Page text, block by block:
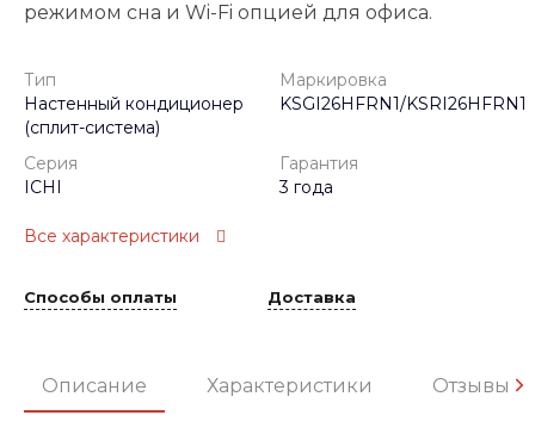
режимом сна и Wi-Fi опцией для офиса.
Тип
Настенный кондиционер
(сплит-система)
Маркировка
KSGI26HFRN1/KSRI26HFRN1
Серия
ICHI
Гарантия
3 года
Все характеристики
Способы оплаты Доставка
Описание Характеристики Отзывы